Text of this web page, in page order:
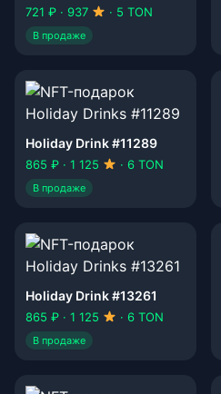
721 ₽ · 937 · 5 TON
В продаже
Holiday Drink #11289
865 ₽ · 1 125 · 6 TON
В продаже
Holiday Drink #13261
865 ₽ · 1 125 · 6 TON
В продаже